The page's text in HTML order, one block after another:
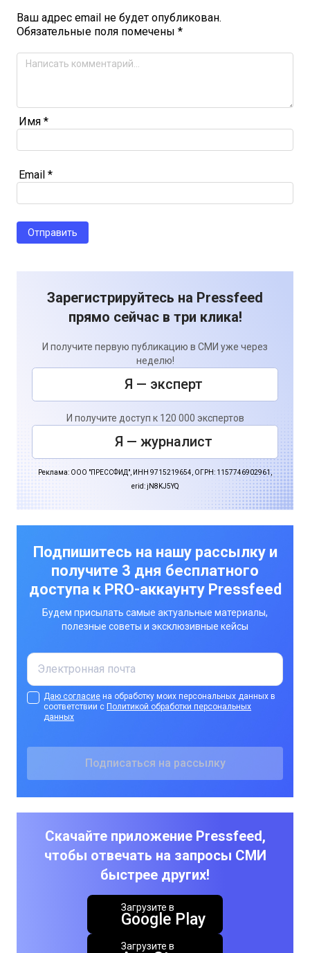
Ваш адрес email не будет опубликован.
Обязательные поля помечены *
Имя *
Email *
Зарегистрируйтесь на Pressfeed
прямо сейчас в три клика!
И получите первую публикацию в СМИ уже через
неделю!
Я — эксперт
И получите доступ к 120 000 экспертов
Я — журналист
Реклама: ООО "ПРЕССФИД", ИНН 9715219654, ОГРН: 1157746902961,
erid: jN8KJ5YQ
Подпишитесь на нашу рассылку и
получите 3 дня бесплатного
доступа к PRO-аккаунту Pressfeed
Будем присылать самые актуальные материалы,
полезные советы и эксклюзивные кейсы
Даю согласие на обработку моих персональных данных в
соответствии с Политикой обработки персональных
данных
Скачайте приложение Pressfeed,
чтобы отвечать на запросы СМИ
быстрее других!
Загрузите в
Google Play
Загрузите в